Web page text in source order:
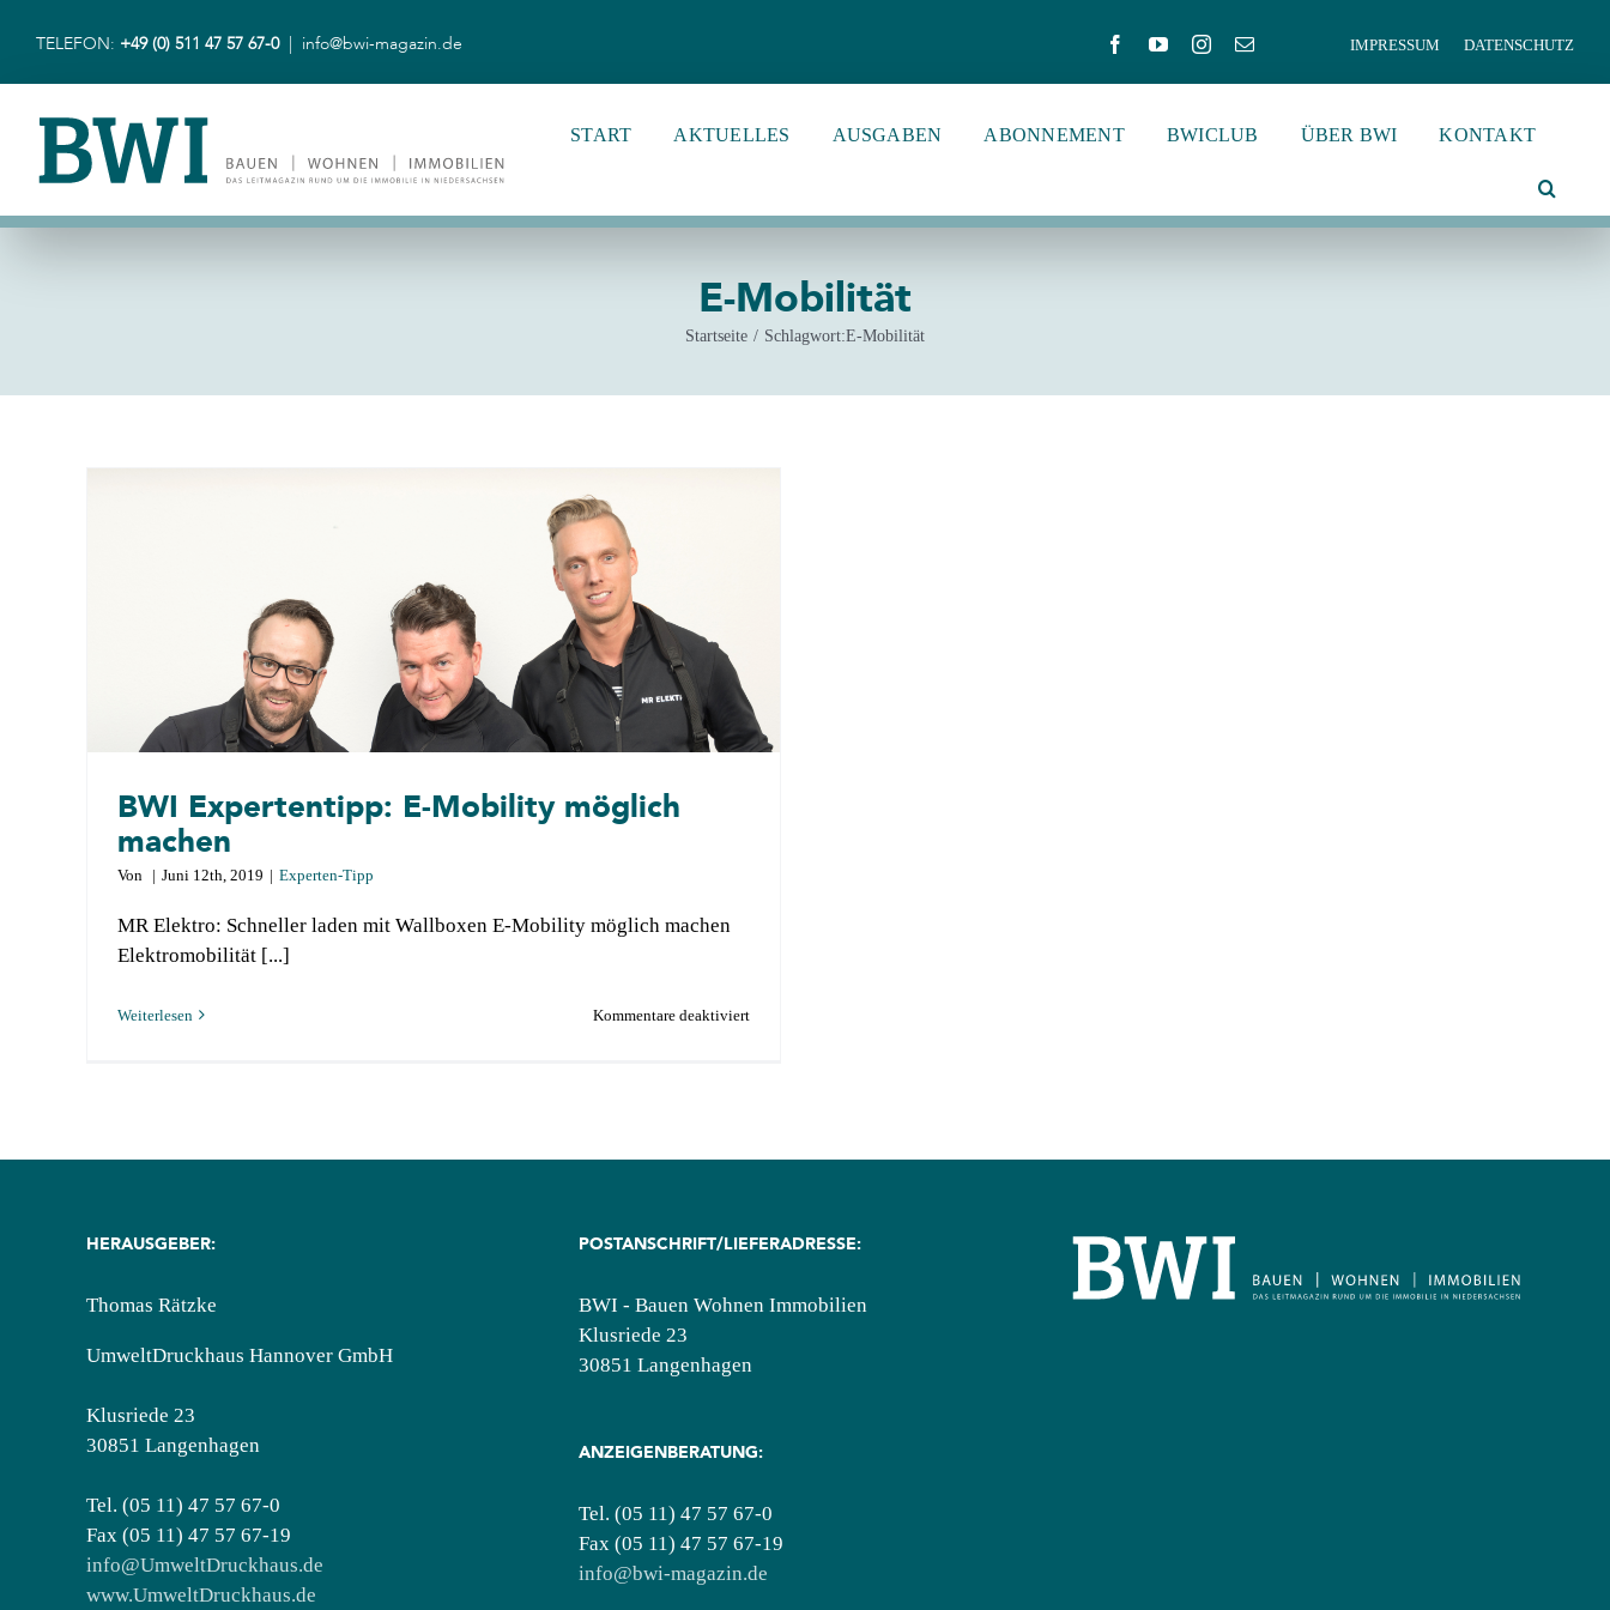
InhaltTELEFON: +49 (0) 511 47 57 67-0 info@bwi-magazin.de IMPRESSUM DATENSCHUTZ
START AKTUELLES AUSGABEN ABONNEMENT BWICLUB ÜBER BWI KONTAKT
E-Mobilität
Startseite Schlagwort:E-Mobilität
BWI Expertentipp: E-Mobility möglich
machen
Von | Juni 12th, 2019 | Experten-Tipp
MR Elektro: Schneller laden mit Wallboxen E-Mobility möglich machen
Elektromobilität [...]
Weiterlesen Kommentare deaktiviertfür
möglich
HERAUSGEBER:
Thomas Rätzke
UmweltDruckhaus Hannover GmbH
Klusriede 23
30851 Langenhagen
Tel. (05 11) 47 57 67-0
Fax (05 11) 47 57 67-19
info@UmweltDruckhaus.de
www.UmweltDruckhaus.de
POSTANSCHRIFT/LIEFERADRESSE:
BWI - Bauen Wohnen Immobilien
Klusriede 23
30851 Langenhagen
ANZEIGENBERATUNG:
Tel. (05 11) 47 57 67-0
Fax (05 11) 47 57 67-19
info@bwi-magazin.de